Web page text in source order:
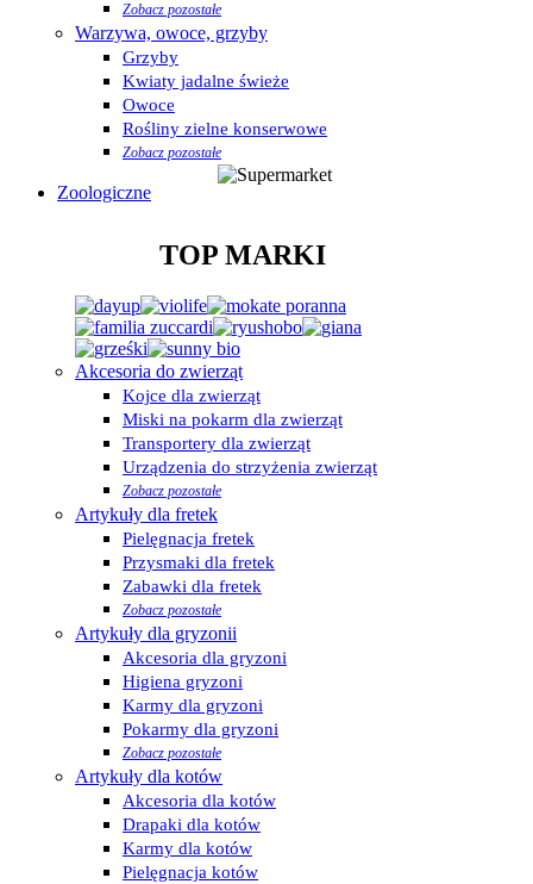
Zobacz pozostałe
Warzywa, owoce, grzyby
Grzyby
Kwiaty jadalne świeże
Owoce
Rośliny zielne konserwowe
Zobacz pozostałe
Zoologiczne
TOP MARKI
Akcesoria do zwierząt
Kojce dla zwierząt
Miski na pokarm dla zwierząt
Transportery dla zwierząt
Urządzenia do strzyżenia zwierząt
Zobacz pozostałe
Artykuły dla fretek
Pielęgnacja fretek
Przysmaki dla fretek
Zabawki dla fretek
Zobacz pozostałe
Artykuły dla gryzonii
Akcesoria dla gryzoni
Higiena gryzoni
Karmy dla gryzoni
Pokarmy dla gryzoni
Zobacz pozostałe
Artykuły dla kotów
Akcesoria dla kotów
Drapaki dla kotów
Karmy dla kotów
Pielęgnacja kotów